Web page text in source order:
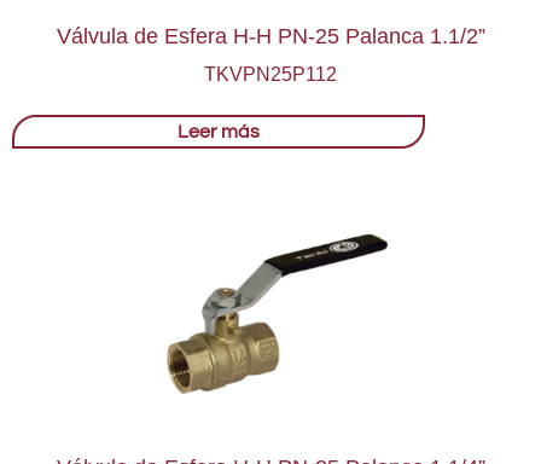
Válvula de Esfera H-H PN-25 Palanca 1.1/2”
TKVPN25P112
Leer más